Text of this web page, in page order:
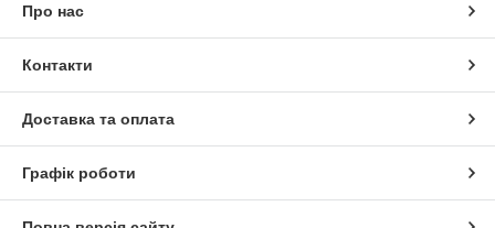
Про нас
Контакти
Доставка та оплата
Графік роботи